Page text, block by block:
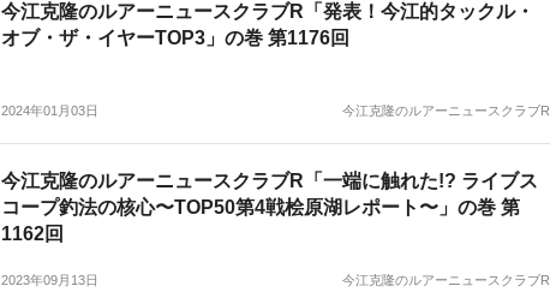
今江克隆のルアーニュースクラブR「発表！今江的タックル・
オブ・ザ・イヤーTOP3」の巻 第1176回
2024年01月03日 今江克隆のルアーニュースクラブR
今江克隆のルアーニュースクラブR「一端に触れた!? ライブス
コープ釣法の核心〜TOP50第4戦桧原湖レポート〜」の巻 第
1162回
2023年09月13日 今江克隆のルアーニュースクラブR